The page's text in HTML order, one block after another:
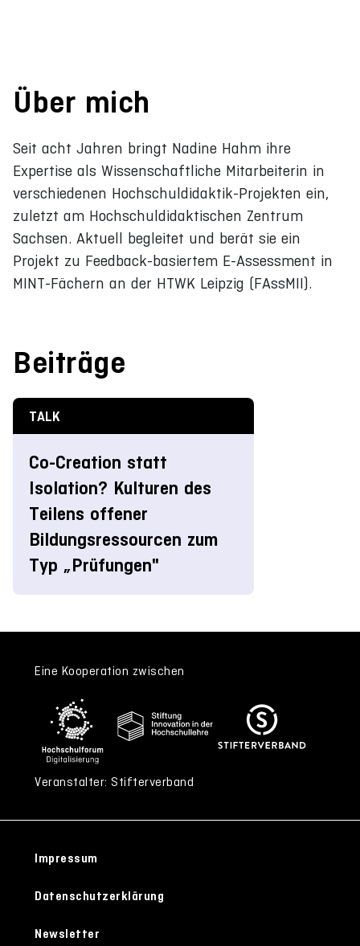
Über mich
Seit acht Jahren bringt Nadine Hahm ihre
Expertise als Wissenschaftliche Mitarbeiterin in
verschiedenen Hochschuldidaktik-Projekten ein,
zuletzt am Hochschuldidaktischen Zentrum
Sachsen. Aktuell begleitet und berät sie ein
Projekt zu Feedback-basiertem E-Assessment in
MINT-Fächern an der HTWK Leipzig (FAssMII).
Beiträge
TALK
Co-Creation statt
Isolation? Kulturen des
Teilens offener
Bildungsressourcen zum
Typ „Prüfungen"
Eine Kooperation zwischen
Veranstalter: Stifterverband
Impressum
Datenschutzerklärung
Newsletter